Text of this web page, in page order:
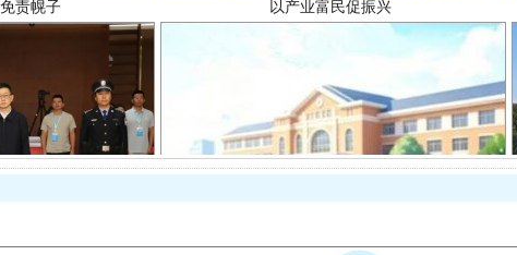
被判无期 从幼儿园到大学，有这些资助